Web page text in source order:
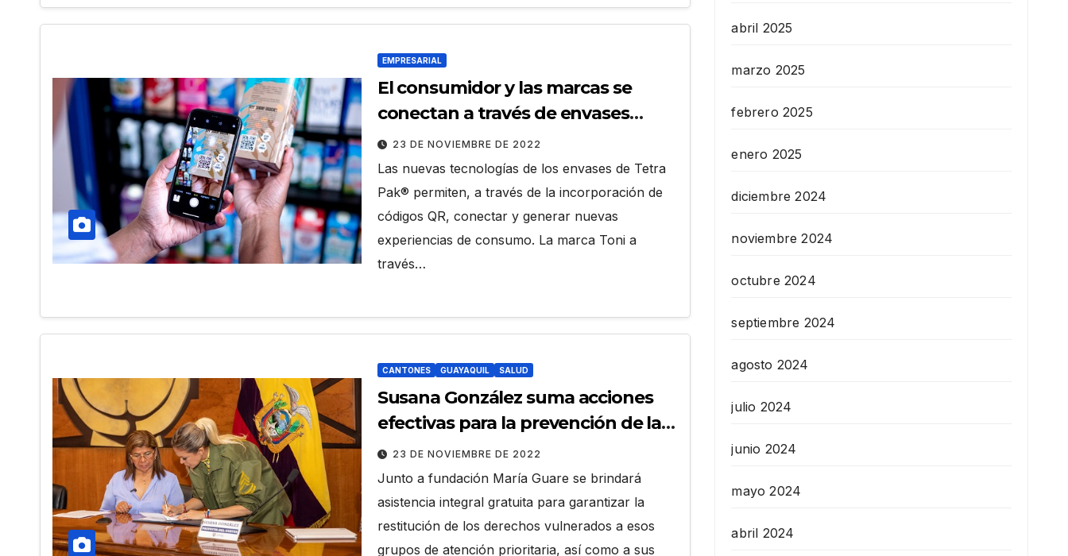
EMPRESARIAL
El consumidor y las marcas se
conectan a través de envases
inteligentes
23 DE NOVIEMBRE DE 2022
Las nuevas tecnologías de los envases de Tetra
Pak® permiten, a través de la incorporación de
códigos QR, conectar y generar nuevas
experiencias de consumo. La marca Toni a
través…
CANTONES GUAYAQUIL SALUD
Susana González suma acciones
efectivas para la prevención de la
violencia contra niñas, niños,
adolescentes y mujeres y la
defensa de sus derechos
23 DE NOVIEMBRE DE 2022
Junto a fundación María Guare se brindará
asistencia integral gratuita para garantizar la
restitución de los derechos vulnerados a esos
grupos de atención prioritaria, así como a sus
abril 2025
marzo 2025
febrero 2025
enero 2025
diciembre 2024
noviembre 2024
octubre 2024
septiembre 2024
agosto 2024
julio 2024
junio 2024
mayo 2024
abril 2024